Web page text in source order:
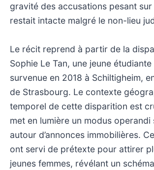
gravité des accusations pesant
restait intacte malgré le non-lieu
Le récit reprend à partir de la
Sophie Le Tan, une jeune
survenue en 2018 à Schiltigheim,
de Strasbourg. Le contexte
temporel de cette disparition est
met en lumière un modus operandi
autour d’annonces immobilières.
ont servi de prétexte pour attirer
jeunes femmes, révélant un